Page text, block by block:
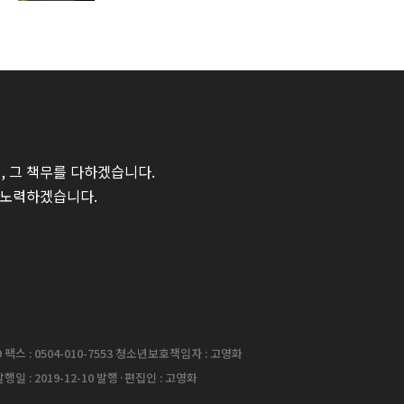
그 책무를 다하겠습니다.
력하겠습니다.
스 : 0504-010-7553 청소년보호책임자 : 고영화
일 : 2019-12-10 발행·편집인 : 고영화